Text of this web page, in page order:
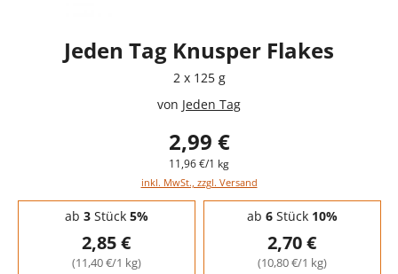
Jeden Tag Knusper Flakes
2 x 125 g
von Jeden Tag
2,99 €
11,96 €/1 kg
inkl. MwSt., zzgl. Versand
Staffelpreise - Mengenrabatt
ab 3Stück 5%
2,85 €
(11,40 €/1 kg)
ab 6Stück 10%
2,70 €
(10,80 €/1 kg)